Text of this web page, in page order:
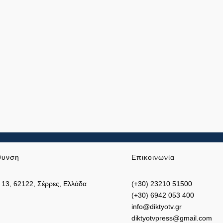
13, 62122, Σέρρες, Ελλάδα
Επικοινωνία
(+30) 23210 51500
(+30) 6942 053 400
info@diktyotv.gr
diktyotvpress@gmail.com